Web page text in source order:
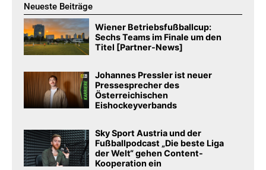
Neueste Beiträge
Wiener Betriebsfußballcup:
Sechs Teams im Finale um den
Titel [Partner-News]
Johannes Pressler ist neuer
Pressesprecher des
Österreichischen
Eishockeyverbands
Sky Sport Austria und der
Fußballpodcast „Die beste Liga
der Welt“ gehen Content-
Kooperation ein